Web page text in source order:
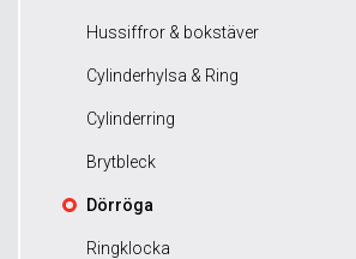
Hussiffror & bokstäver
Cylinderhylsa & Ring
Cylinderring
Brytbleck
Dörröga
Ringklocka